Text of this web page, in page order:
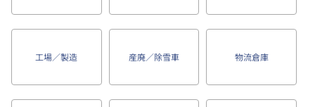
工場／製造 産廃／除雪車 物流倉庫